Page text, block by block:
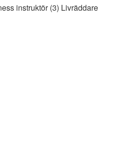
instruktör (3) Livräddare